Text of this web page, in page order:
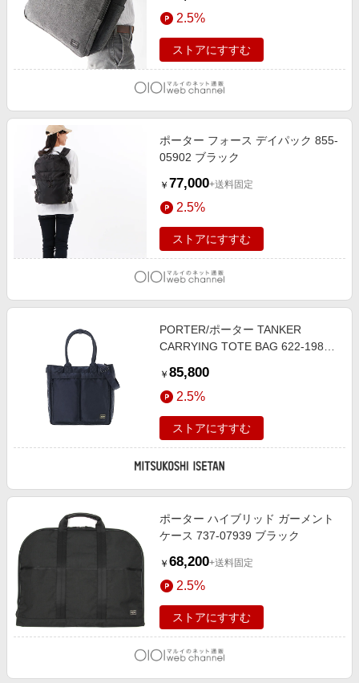
2.5%
ストアにすすむ
ポーター フォース デイパック 855-
05902 ブラック
￥ 77,000+送料固定
2.5%
ストアにすすむ
PORTER/ポーター TANKER
CARRYING TOTE BAG 622-19839
【三越伊勢丹/公式】
￥ 85,800
2.5%
ストアにすすむ
ポーター ハイブリッド ガーメント
ケース 737-07939 ブラック
￥ 68,200+送料固定
2.5%
ストアにすすむ